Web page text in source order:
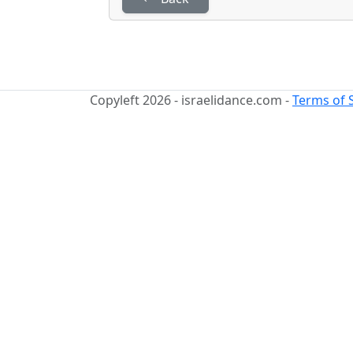
Copyleft 2026 - israelidance.com -Terms of